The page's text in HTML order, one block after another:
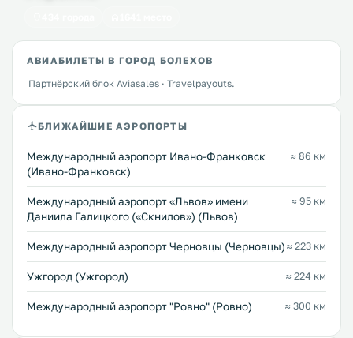
АВИАБИЛЕТЫ В ГОРОД БОЛЕХОВ
Партнёрский блок Aviasales · Travelpayouts.
БЛИЖАЙШИЕ АЭРОПОРТЫ
Международный аэропорт Ивано-Франковск
(Ивано-Франковск)
≈ 86 км
Междунарoдный аэропорт «Львов» имени
Даниила Галицкого («Скнилов») (Львов)
≈ 95 км
Международный аэропорт Черновцы (Черновцы) ≈ 223 км
Ужгород (Ужгород) ≈ 224 км
Междунарoдный аэропорт "Ровно" (Ровно) ≈ 300 км